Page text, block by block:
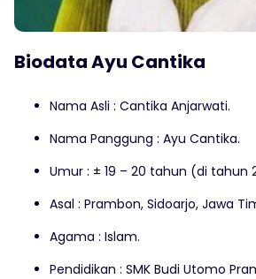
Biodata Ayu Cantika
Nama Asli : Cantika Anjarwati.
Nama Panggung : Ayu Cantika.
Umur : ± 19 – 20 tahun (di tahun
Asal : Prambon, Sidoarjo, Jawa
Agama : Islam.
Pendidikan : SMK Budi Utomo